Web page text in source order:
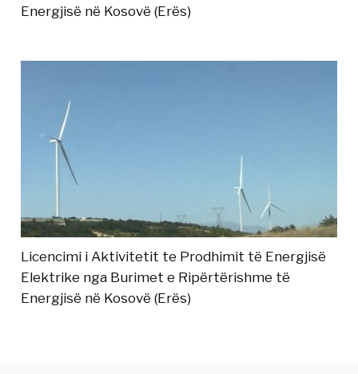
Energjisë në Kosovë (Erës)
Licencimi i Aktivitetit te Prodhimit të Energjisë
Elektrike nga Burimet e Ripërtërishme të
Energjisë në Kosovë (Erës)